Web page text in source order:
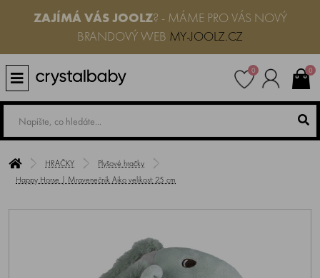
ZAJÍMÁ VÁS JOOLZ? - MÁME PRO VÁS NOVÝ
BRANDOVÝ WEB MY-JOOLZ.CZ
0 0
HRAČKY
Plyšové hračky
Happy Horse | Mravenečník Aiko velikost: 25 cm